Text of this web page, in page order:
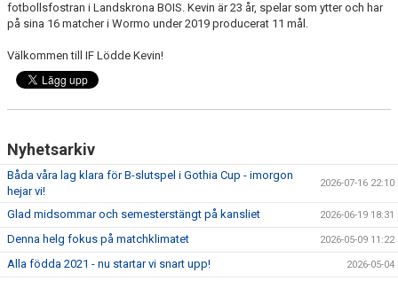
fotbollsfostran i Landskrona BOIS. Kevin är 23 år, spelar som ytter och har
på sina 16 matcher i Wormo under 2019 producerat 11 mål.
Välkommen till IF Lödde Kevin!
Nyhetsarkiv
Båda våra lag klara för B-slutspel i Gothia Cup - imorgon
hejar vi!
2026-07-16 22:10
Glad midsommar och semesterstängt på kansliet 2026-06-19 18:31
Denna helg fokus på matchklimatet 2026-05-09 11:22
Alla födda 2021 - nu startar vi snart upp! 2026-05-04